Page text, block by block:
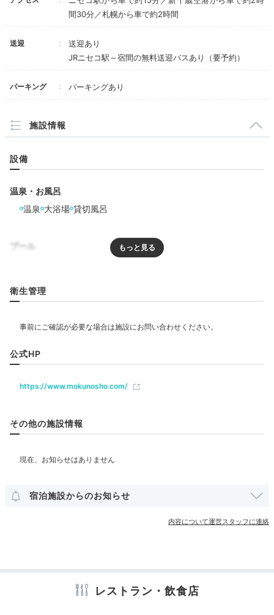
湯処「命泉の湯」露天風呂①
大浴場の湯処「命泉の湯」では、内湯や露天風呂でなめ
らかな泉質の「昆布温泉」に癒されて。彼と一緒なら、
貸切の個室風呂「和泉の湯」を借りるのも◎ニセコの森
や「ニセコアンベツ川」を眺めながら、源泉かけ流しを
んしんと雪が降っている中温泉を楽しみました。
18:00
北海道の海山の幸を
創作会席で堪能
間30分／札幌から車で約2時間
送迎
送迎あり
JRニセコ駅～宿間の無料送迎バスあり（要予約）
パーキング パーキングあり
施設情報
設備
温泉・お風呂
温泉 大浴場 貸切風呂
プール
リラクゼーション
和洋室 洋室 スイート インターネット利用可能
冷蔵庫 スリッパ セーフティボックス
シャンプー コンディショナー ボディソープ
衛生管理
公式HP
https://www.mokunosho.com/
その他の施設情報
宿泊施設からのお知らせ
内容について運営スタッフに連絡
レストラン・飲食店